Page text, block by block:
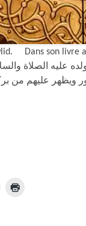
Dans son livre
ويظهر عليهم